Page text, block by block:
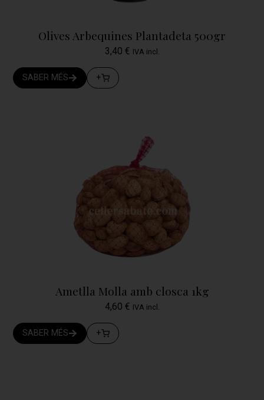
Olives Arbequines Plantadeta 500gr
3,40 € IVA incl.
SABER MÉS +
Ametlla Molla amb closca 1kg
4,60 € IVA incl.
SABER MÉS +